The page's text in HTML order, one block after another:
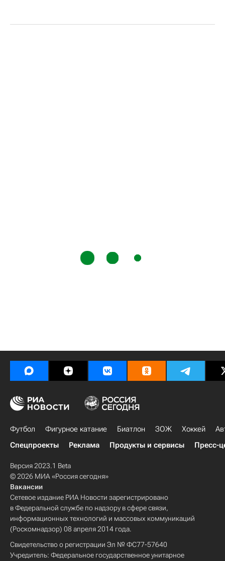
Футбол Фигурное катание Биатлон ЗОЖ Хоккей
Спецпроекты
Реклама Продукты и сервисы Пресс-
Версия 2023.1 Beta
© 2026 МИА «Россия сегодня»
Вакансии
Сетевое издание РИА Новости зарегистрировано
в Федеральной службе по надзору в сфере связи,
информационных технологий и массовых коммуникаций
(Роскомнадзор) 08 апреля 2014 года.
Свидетельство о регистрации Эл № ФС77-57640
Учредитель: Федеральное государственное унитарное